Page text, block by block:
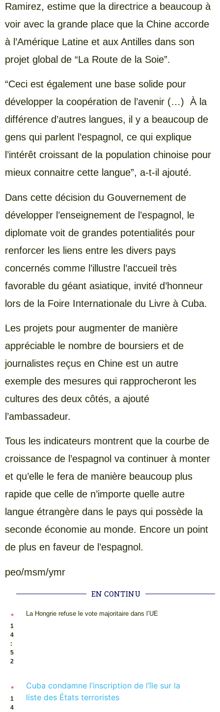
Ramirez, estime que la directrice a beaucoup à
voir avec la grande place que la Chine accorde
à l’Amérique Latine et aux Antilles dans son
projet global de “La Route de la Soie”.
“Ceci est également une base solide pour
développer la coopération de l’avenir (…) À la
différence d’autres langues, il y a beaucoup de
gens qui parlent l’espagnol, ce qui explique
l’intérêt croissant de la population chinoise pour
mieux connaitre cette langue”, a-t-il ajouté.
Dans cette décision du Gouvernement de
développer l’enseignement de l’espagnol, le
diplomate voit de grandes potentialités pour
renforcer les liens entre les divers pays
concernés comme l’illustre l’accueil très
favorable du géant asiatique, invité d’honneur
lors de la Foire Internationale du Livre à Cuba.
Les projets pour augmenter de manière
appréciable le nombre de boursiers et de
journalistes reçus en Chine est un autre
exemple des mesures qui rapprocheront les
cultures des deux côtés, a ajouté
l’ambassadeur.
Tous les indicateurs montrent que la courbe de
croissance de l’espagnol va continuer à monter
et qu’elle le fera de manière beaucoup plus
rapide que celle de n’importe quelle autre
langue étrangère dans le pays qui possède la
seconde économie au monde. Encore un point
de plus en faveur de l’espagnol.
peo/msm/ymr
EN CONTINU
.
1
4
:
5
2
La Hongrie refuse le vote majoritaire dans l’UE
.
1
4
Cuba condamne l’inscription de l’île sur la
liste des États terroristes